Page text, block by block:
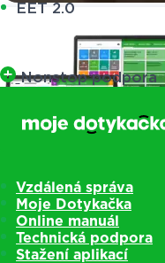
EET 2.0
Nonstop podpora
Vzdálená správa
Moje Dotykačka
Online manuál
Technická podpora
Stažení aplikací